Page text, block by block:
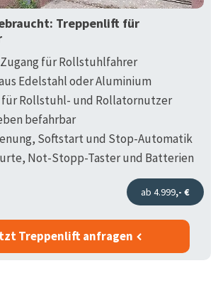
Treppenlift für
für Rollstuhlfahrer
Edelstahl oder Aluminium
für Rollstuhl- und Rollatornutzer
befahrbar
Softstart und Stop-Automatik
Not-Stopp-Taster und Batterien
ab 4.999,- €
Treppenlift anfragen